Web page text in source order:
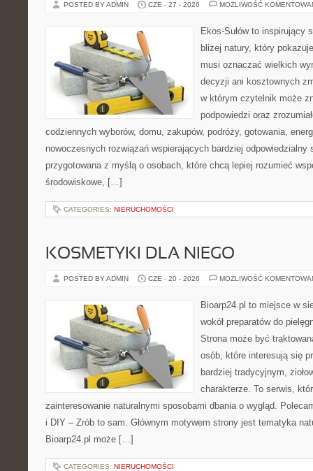
POSTED BY ADMIN CZE - 27 - 2026 MOŻLIWOŚĆ
Ekos-Sułów to inspirujący
bliżej natury, który
musi oznaczać wielkich
decyzji ani kosztownych
w którym czytelnik może
podpowiedzi oraz
codziennych wyborów, domu, zakupów, podróży, gotowania,
nowoczesnych rozwiązań wspierających bardziej odpowiedzialny
przygotowana z myślą o osobach, które chcą lepiej rozumieć
środowiskowe, […]
CATEGORIES: NIERUCHOMOŚCI
KOSMETYKI DLA NIEGO
POSTED BY ADMIN CZE - 20 - 2026 MOŻLIWOŚĆ
Bioarp24.pl to miejsce w
wokół preparatów do
Strona może być
osób, które interesują się
bardziej tradycyjnym,
charakterze. To serwis,
zainteresowanie naturalnymi sposobami dbania o wygląd.
i DIY – Zrób to sam. Głównym motywem strony jest tematyka
Bioarp24.pl może […]
CATEGORIES: NIERUCHOMOŚCI